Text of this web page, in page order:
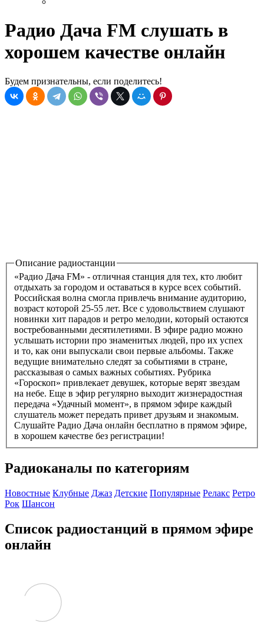
Радио Дача FM слушать в
хорошем качестве онлайн
Будем признательны, если поделитесь!
Описание радиостанции
«Радио Дача FM» - отличная станция для тех, кто любит
отдыхать за городом и оставаться в курсе всех событий.
Российская волна смогла привлечь внимание аудиторию,
возраст которой 25-55 лет. Все с удовольствием слушают
новинки хит парадов и ретро мелодии, который остаются
востребованными десятилетиями. В эфире радио можно
услышать истории про знаменитых людей, про их успех
и то, как они выпускали свои первые альбомы. Также
ведущие внимательно следят за событиями в стране,
рассказывая о самых важных событиях. Рубрика
«Гороскоп» привлекает девушек, которые верят звездам
на небе. Еще в эфир регулярно выходит жизнерадостная
передача «Удачный момент», в прямом эфире каждый
слушатель может передать привет друзьям и знакомым.
Слушайте Радио Дача онлайн бесплатно в прямом эфире,
в хорошем качестве без регистрации!
Радиоканалы по категориям
Новостные Клубные Джаз Детские Популярные Релакс Ретро
Рок Шансон
Список радиостанций в прямом эфире
онлайн